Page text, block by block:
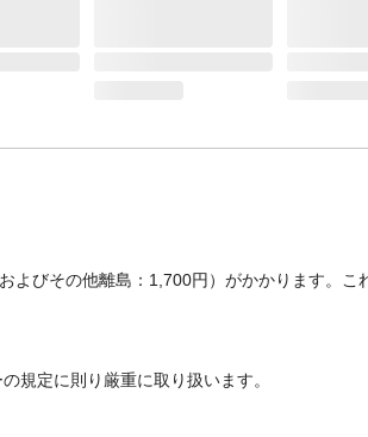
びその他離島：1,700円）がかかります。こ
規定に則り厳重に取り扱います。